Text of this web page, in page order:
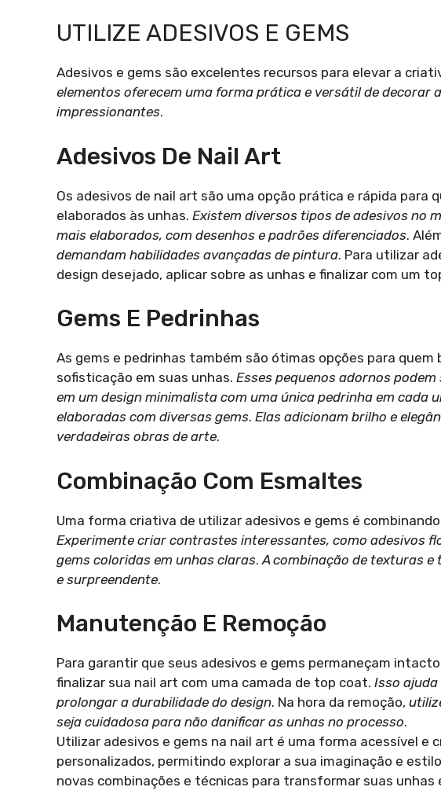
UTILIZE ADESIVOS E GEMS
Adesivos e gems são excelentes recursos para elevar a
elementos oferecem uma forma prática e versátil de decorar
impressionantes.
Adesivos De Nail Art
Os adesivos de nail art são uma opção prática e rápida para
elaborados às unhas. Existem diversos tipos de adesivos no
mais elaborados, com desenhos e padrões diferenciados.
demandam habilidades avançadas de pintura. Para utilizar
design desejado, aplicar sobre as unhas e finalizar com um
Gems E Pedrinhas
As gems e pedrinhas também são ótimas opções para quem
sofisticação em suas unhas. Esses pequenos adornos
em um design minimalista com uma única pedrinha em cada
elaboradas com diversas gems. Elas adicionam brilho e
verdadeiras obras de arte.
Combinação Com Esmaltes
Uma forma criativa de utilizar adesivos e gems é
Experimente criar contrastes interessantes, como adesivos
gems coloridas em unhas claras. A combinação de texturas
e surpreendente.
Manutenção E Remoção
Para garantir que seus adesivos e gems permaneçam
finalizar sua nail art com uma camada de top coat. Isso
prolongar a durabilidade do design. Na hora da remoção,
seja cuidadosa para não danificar as unhas no processo.
Utilizar adesivos e gems na nail art é uma forma acessível e
personalizados, permitindo explorar a sua imaginação e
novas combinações e técnicas para transformar suas unhas